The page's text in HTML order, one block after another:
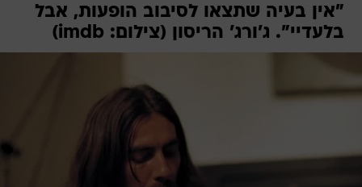
"אין בעיה שתצאו לסיבוב הופעות, אבל
בלעדיי". ג'ורג' הריסון (צילום: imdb)